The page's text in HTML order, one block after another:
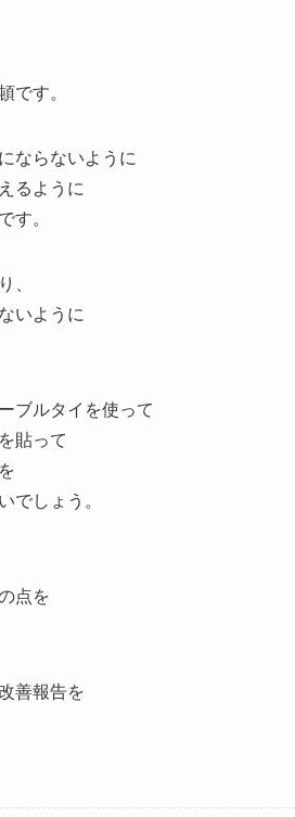
です。
ならないように
るように
す。
、
いように
ブルタイを使って
貼って
でしょう。
点を
善報告を